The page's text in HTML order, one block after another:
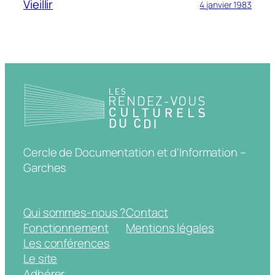
Vieillir 4 janvier 1983
Cercle de Documentation et d'Information –
Garches
Qui sommes-nous ?
Fonctionnement
Les conférences
Le site
Contact
Mentions légales